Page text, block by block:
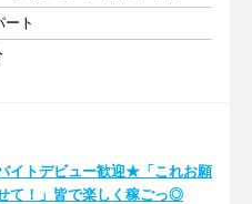
ート
イトデビュー歓迎★「これお願
て！」皆で楽しく稼ごっ◎